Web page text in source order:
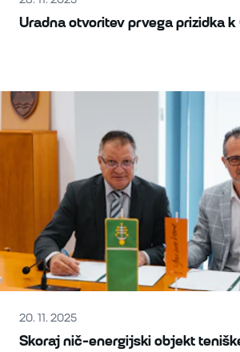
Uradna otvoritev prvega prizidka k
20. 11. 2025
Skoraj nič-energijski objekt